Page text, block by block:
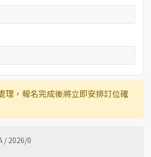
理，報名完成後將立即安排訂位確
/ 2026/0